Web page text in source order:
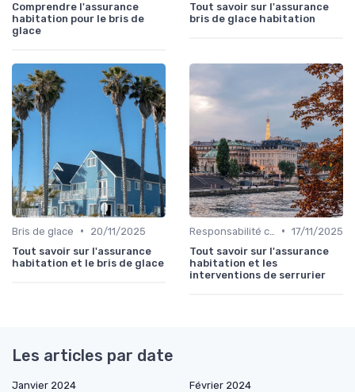
Comprendre l'assurance
habitation pour le bris de
glace
Tout savoir sur l'assurance
bris de glace habitation
Bris de glace •
20/11/2025
Tout savoir sur l'assurance
habitation et le bris de glace
• 17/11/2025
Tout savoir sur l'assurance
habitation et les
interventions de serrurier
Les articles par date
Janvier 2024
Février 2024